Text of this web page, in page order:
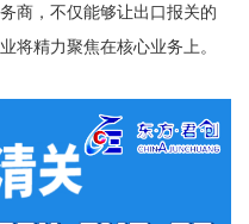
商，不仅能够让出口报关的
将精力聚焦在核心业务上。